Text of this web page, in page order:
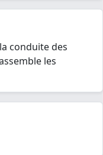
conduite des
les